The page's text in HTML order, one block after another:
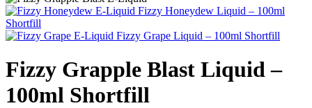
Fizzy Honeydew Liquid – 100ml
Shortfill
Fizzy Grape Liquid – 100ml Shortfill
Fizzy Grapple Blast Liquid –
100ml Shortfill